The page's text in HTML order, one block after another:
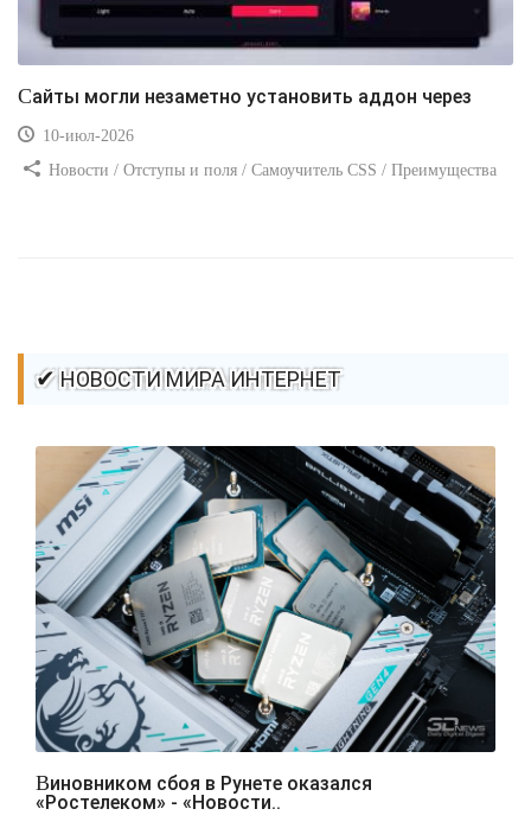
Сайты могли незаметно установить аддон через
10-июл-2026
Новости / Отступы и поля / Самоучитель CSS / Преимущества
✔ НОВОСТИ МИРА ИНТЕРНЕТ
Виновником сбоя в Рунете оказался
«Ростелеком» - «Новости..